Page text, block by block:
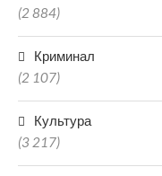
(2 884)
Криминал
(2 107)
Культура
(3 217)